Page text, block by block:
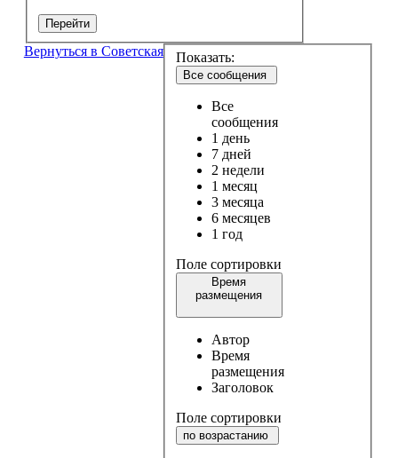
Перейти
Вернуться в Советская Показать:
Все сообщения
Все
сообщения
1 день
7 дней
2 недели
1 месяц
3 месяца
6 месяцев
1 год
Поле сортировки
Время
размещения
Автор
Время
размещения
Заголовок
Поле сортировки
по возрастанию